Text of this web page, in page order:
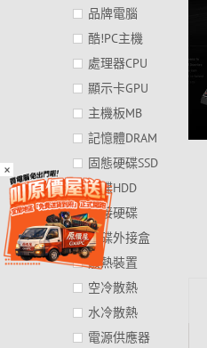
×
品牌電腦
酷!PC主機
處理器CPU
顯示卡GPU
主機板MB
記憶體DRAM
固態硬碟SSD
硬碟HDD
外接硬碟
硬碟外接盒
散熱裝置
空冷散熱
水冷散熱
電源供應器